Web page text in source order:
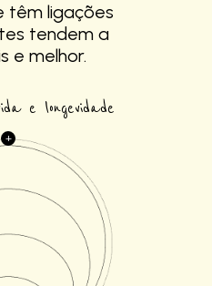
têm ligações
tendem a
e melhor.
e longevidade